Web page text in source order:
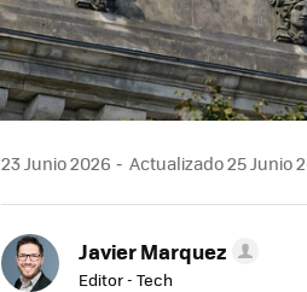
23 Junio 2026 Actualizado 25 Junio
Javier Marquez
Editor - Tech